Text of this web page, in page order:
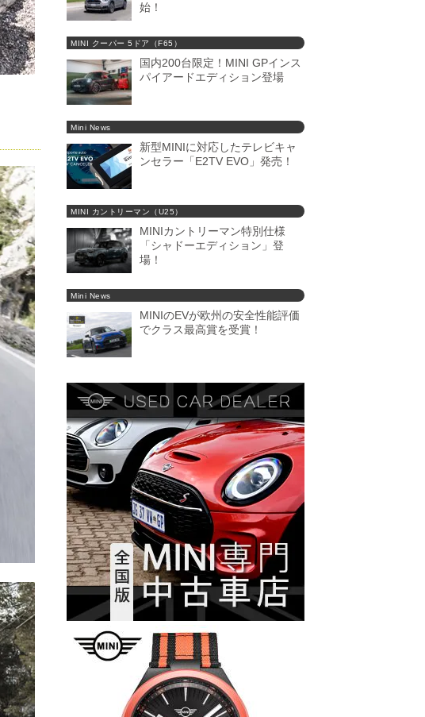
始！
MINI クーパー 5ドア（F65）
国内200台限定！MINI GPインス
パイアードエディション登場
Mini News
新型MINIに対応したテレビキャ
ンセラー「E2TV EVO」発売！
MINI カントリーマン（U25）
MINIカントリーマン特別仕様
「シャドーエディション」登
場！
Mini News
MINIのEVが欧州の安全性能評価
でクラス最高賞を受賞！